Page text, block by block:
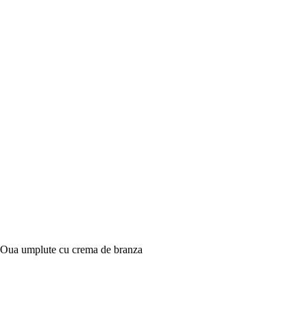
Oua umplute cu crema de branza